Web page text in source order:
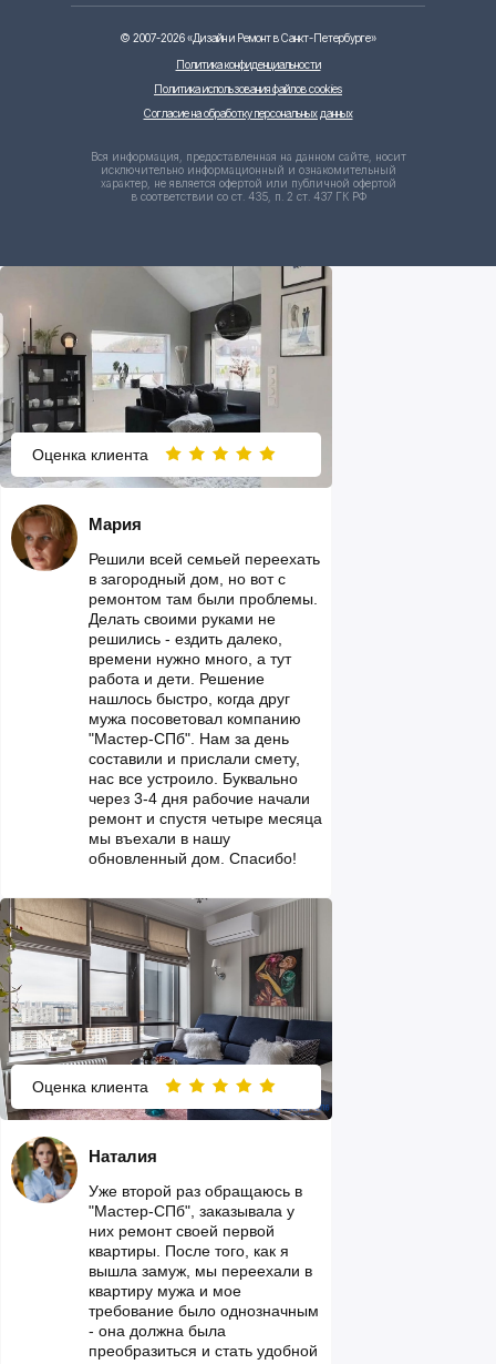
Политика конфиденциальности
Согласие на обработку персональных данных
Политика использования файлов cookies
© 2007-2026«Дизайн и Ремонт в Санкт-Петербурге»
Вся информация, предоставленная на данном сайте, носит
исключительно информационный и ознакомительный
характер, не является офертой или публичной офертой
в соответствии со ст. 435, п. 2 ст. 437 ГК РФ
Оценка клиента
Решили всей семьей переехать
в загородный дом, но вот с
ремонтом там были проблемы.
Делать своими руками не
решились - ездить далеко,
времени нужно много, а тут
работа и дети. Решение
нашлось быстро, когда друг
мужа посоветовал компанию
"Мастер-СПб". Нам за день
составили и прислали смету,
нас все устроило. Буквально
через 3-4 дня рабочие начали
ремонт и спустя четыре месяца
мы въехали в нашу
обновленный дом. Спасибо!
Мария
Оценка клиента
Уже второй раз обращаюсь в
"Мастер-СПб", заказывала у
них ремонт своей первой
квартиры. После того, как я
вышла замуж, мы переехали в
квартиру мужа и мое
требование было однозначным
- она должна была
преобразиться и стать удобной
Наталия